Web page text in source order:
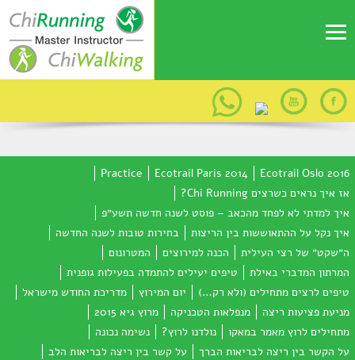
Ecotrail Oslo 2016
Ecotrail Paris 2014
Practice
אז איך נראים כשרצים Chi Running?
איך למדתי לא לפחד מהכאב – פוסט לשנה חדשה תשע״פ
איך נקל על ההתאוששות בין הריצות
בחירות טובות לשנה החדשה
ה״שקט״ של רצי העילית
הכנה למירוצים
המטרונום
המרתון המדברי באילת
טיפים יעילים להתמדה בפעילות גופנית
טיפים לרצים מתחילים (ולא רק…)
יום המירוץ
מדריכת החודש מישראל
מניעת פציעות ריצה
מנפלאות הטכניקה
מרוץ גיא 2015
מתחילים לרוץ מאמר במאקו
נולדנו לרוץ?
נשימה נכונה
על הקשר בין ריצה לבריאות הברך
על קשר בין ריצה לבריאות הלב